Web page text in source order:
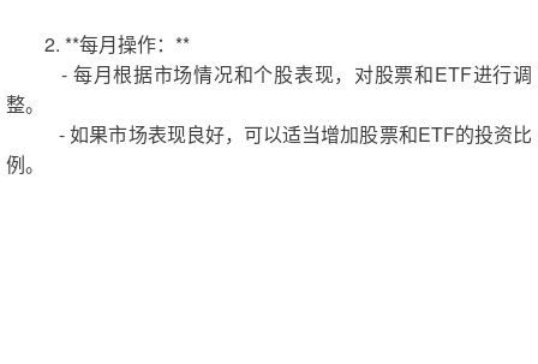
2. **每月操作：**
- 每月根据市场情况和个股表现，对股票和ETF进行调
整。
- 如果市场表现良好，可以适当增加股票和ETF的投资比
例。